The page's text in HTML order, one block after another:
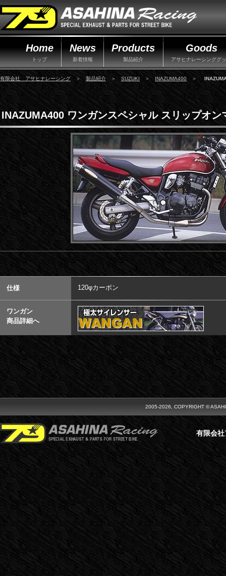
Home
トップ
News
新着情報
Products
製品紹介
Goods
アサヒナレーシンググ
有限会社 アサヒナレーシング ＞ 製品紹介 ＞ SUZUKI ＞ INAZUMA400 ＞
INAZUMA400 ワンガンスペシャル スリップオン
仕様 120φカーボン
ワンガン
商品詳細へ
2005-2026, COPYRIGHT ©
有限会